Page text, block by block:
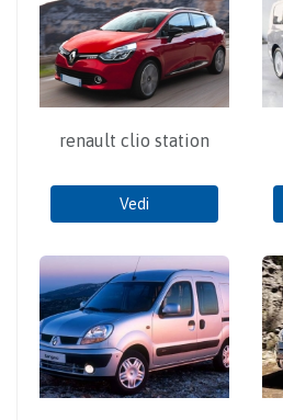
renault clio station
Vedi